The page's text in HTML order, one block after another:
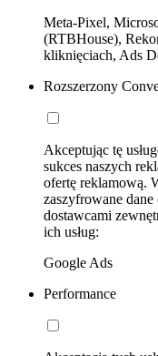
Meta-Pixel,
(RTBHouse),
kliknięciach, Ads
Rozszerzony
Akceptując tę
sukces naszych
ofertę reklamową.
zaszyfrowane
dostawcami
ich usług:
Google Ads
Performance